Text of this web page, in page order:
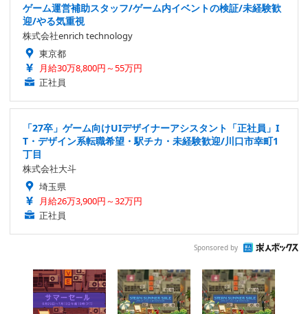
ゲーム運営補助スタッフ/ゲーム内イベントの検証/未経験歓
迎/やる気重視
株式会社enrich technology
東京都
月給30万8,800円～55万円
正社員
「27卒」ゲーム向けUIデザイナーアシスタント「正社員」I
T・デザイン系転職希望・駅チカ・未経験歓迎/川口市幸町1
丁目
株式会社大斗
埼玉県
月給26万3,900円～32万円
正社員
Sponsored by